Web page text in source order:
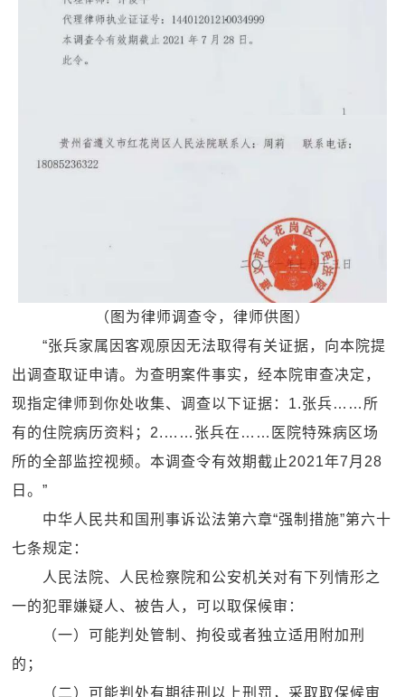
（图为律师调查令，律师供图）
“张兵家属因客观原因无法取得有关证据，向本院提
出调查取证申请。为查明案件事实，经本院审查决定，
现指定律师到你处收集、调查以下证据：1.张兵……所
有的住院病历资料；2.……张兵在……医院特殊病区场
所的全部监控视频。本调查令有效期截止2021年7月28
日。”
中华人民共和国刑事诉讼法第六章“强制措施”第六十
七条规定：
人民法院、人民检察院和公安机关对有下列情形之
一的犯罪嫌疑人、被告人，可以取保候审：
（一）可能判处管制、拘役或者独立适用附加刑
的；
（二）可能判处有期徒刑以上刑罚，采取取保候审